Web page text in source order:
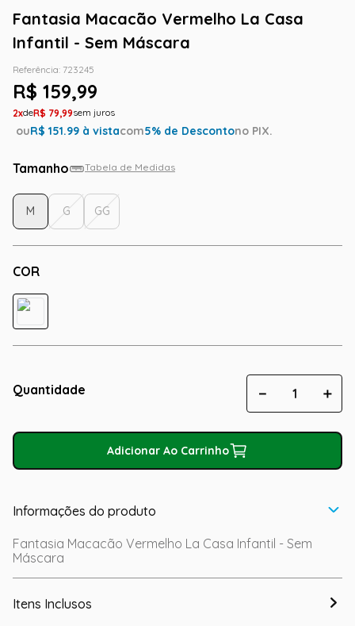
Fantasia Macacão Vermelho La Casa
Infantil - Sem Máscara
Referência: 723245
R$ 159,99
2 R$ 79,99
ouR$ 151.99 à vistacom5% de Descontono PIX.
Tamanho Tabela de Medidas
COR
M G GG
Quantidade ＋
－
Adicionar Ao Carrinho
Informações do produto
Fantasia Macacão Vermelho La Casa Infantil - Sem
Máscara
Itens Inclusos